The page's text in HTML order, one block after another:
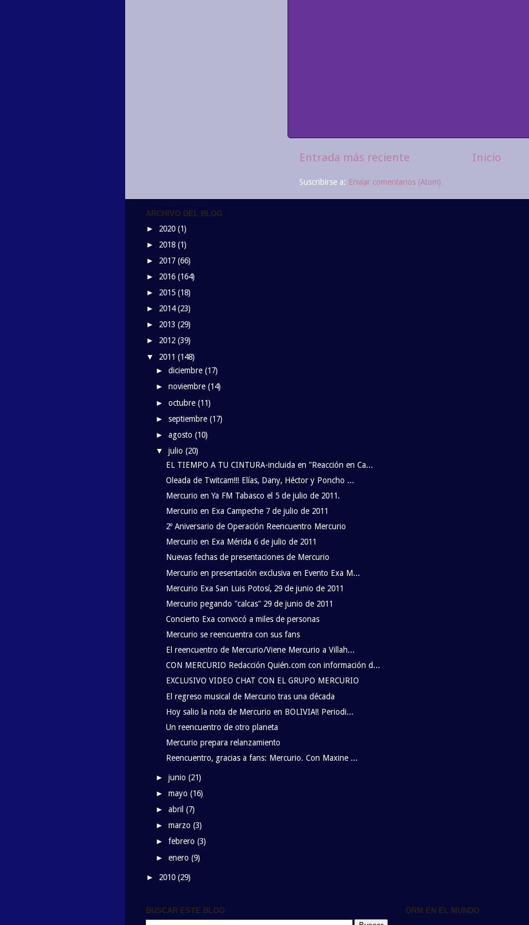
Entrada más reciente Inicio
Suscribirse a: Enviar comentarios (Atom)
ARCHIVO DEL BLOG
► 2020 (1)
► 2018 (1)
► 2017 (66)
► 2016 (164)
► 2015 (18)
► 2014(23)
► 2013 (29)
► 2012 (39)
▼ 2011 (148)
►diciembre(17)
►noviembre(14)
►octubre(11)
►septiembre(17)
►agosto(10)
▼julio(20)
EL TIEMPO A TU CINTURA-incluida en "Reacción en Ca...
Oleada de Twitcam!!! Elías, Dany, Héctor y Poncho ...
Mercurio en Ya FM Tabasco el 5 de julio de 2011.
Mercurio en Exa Campeche 7 de julio de 2011
2º Aniversario de Operación Reencuentro Mercurio
Mercurio en Exa Mérida 6 de julio de 2011
Nuevas fechas de presentaciones de Mercurio
Mercurio en presentación exclusiva en Evento Exa M...
Mercurio Exa San Luis Potosí, 29 de junio de 2011
Mercurio pegando "calcas" 29 de junio de 2011
Concierto Exa convocó a miles de personas
Mercurio se reencuentra con sus fans
El reencuentro de Mercurio/Viene Mercurio a Villah...
CON MERCURIO Redacción Quién.com con información d...
EXCLUSIVO VIDEO CHAT CON EL GRUPO MERCURIO
El regreso musical de Mercurio tras una década
Hoy salio la nota de Mercurio en BOLIVIA!! Periodi...
Un reencuentro de otro planeta
Mercurio prepara relanzamiento
Reencuentro, gracias a fans: Mercurio. Con Maxine ...
►junio(21)
►mayo(16)
►abril(7)
►marzo(3)
►febrero(3)
►enero(9)
► 2010 (29)
BUSCAR ESTE BLOG ORM EN EL MUNDO